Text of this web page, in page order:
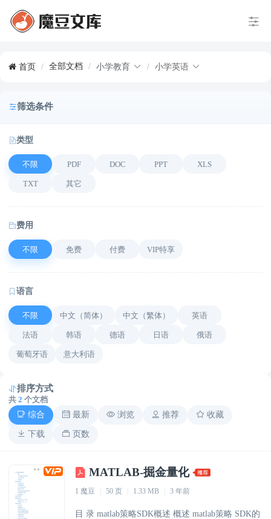
首页 / 全部文档 / 小学教育 / 小学英语
筛选条件
类型
不限 PDF DOC PPT XLS
TXT 其它
费用
不限 免费 付费 VIP特享
语言
不限 中文（简体） 中文（繁体） 英语
法语 韩语 德语 日语 俄语
葡萄牙语 意大利语
排序方式
共 2 个文档
综合
最新 浏览 推荐 收藏
下载 页数
MATLAB-掘金量化
1 魔豆 50 页 1.33 MB 3 年前
目 录 matlab策略SDK概述 概述 matlab策略 SDK的